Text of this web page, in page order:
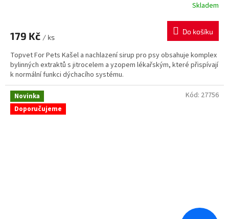
Skladem
179 Kč / ks
Do košíku
Topvet For Pets Kašel a nachlazení sirup pro psy obsahuje komplex
bylinných extraktů s jitrocelem a yzopem lékařským, které přispívají
k normální funkci dýchacího systému.
Novinka
Doporučujeme
Kód: 27756